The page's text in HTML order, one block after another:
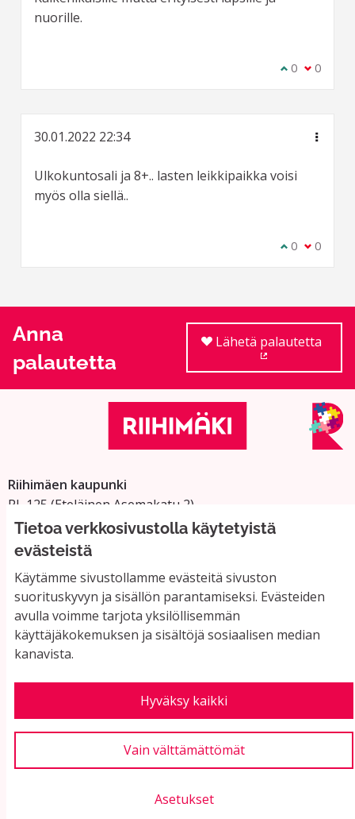
Tietoa verkkosivustolla käytetyistä
evästeistä
Käytämme sivustollamme evästeitä sivuston
suorituskyvyn ja sisällön parantamiseksi. Evästeiden
avulla voimme tarjota yksilöllisemmän
käyttäjäkokemuksen ja sisältöjä sosiaalisen median
kanavista.
Hyväksy kaikki
Vain välttämättömät
Asetukset
nuorille.
Olen samaa
0 Olen eri
0
30.01.2022 22:34
Ulkokuntosali ja 8+.. lasten leikkipaikka voisi
myös olla siellä..
Olen samaa
0 Olen eri
0
Anna
palautetta
Lähetä palautetta
Riihimäen kaupunki
PL 125 (Eteläinen Asemakatu 2)
11101 Riihimäki
Vaihde: 019 758 4000
Sähköpostiosoitteet:
etunimi.sukunimi@riihimaki.fi
Yhteystiedot ja usein kysyttyä
Käyttöehdot
Evästeasetukset
Verkkosivusto luotuvapaan ohjelmiston